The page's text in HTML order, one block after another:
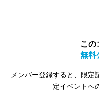
この
無料
メンバー登録すると、限
定イベントへ